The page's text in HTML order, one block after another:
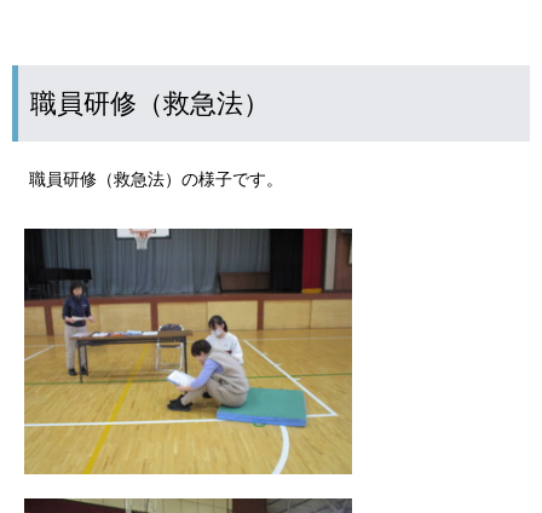
職員研修（救急法）
職員研修（救急法）の様子です。